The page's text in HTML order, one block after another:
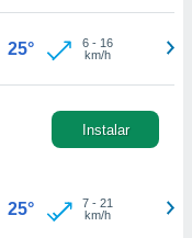
25° 6- 16
km/h
Instalar
25° 7- 21
km/h